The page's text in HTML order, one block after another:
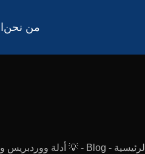
من نحن
الرئيسية -
Blog
- 💡 أدلة ووردبريس و